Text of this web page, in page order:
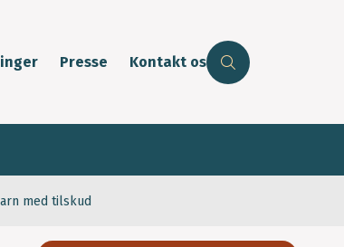
Presse Kontakt os
med tilskud